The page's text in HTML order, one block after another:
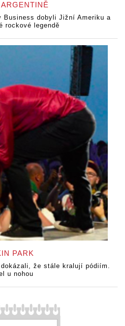
Business dobyli Jižní Ameriku a
rockové legendě
PARK
že stále kralují pódiím.
u nohou